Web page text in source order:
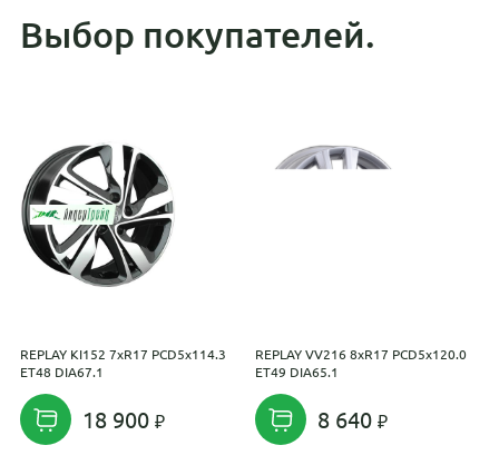
Выбор покупателей.
REPLAY KI152 7xR17 PCD5x114.3
ET48 DIA67.1
18 900
REPLAY VV216 8xR17 PCD5x120.0
ET49 DIA65.1
8 640